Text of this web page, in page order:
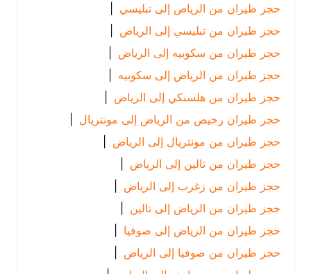
حجز طيران من الرياض إلى تبليسي |
حجز طيران من تبليسي إلى الرياض
|
حجز طيران من سكوبيه إلى الرياض
|
حجز طيران من الرياض إلى سكوبيه |
حجز طيران من هلسنكي إلى الرياض
|
حجز طيران رخيص من الرياض إلى مونتريال |
حجز طيران من مونتريال إلى الرياض
|
حجز طيران من تالين إلى الرياض
|
حجز طيران من زغرب إلى الرياض
|
حجز طيران من الرياض إلى تالين
|
حجز طيران من الرياض إلى صوفيا
|
حجز طيران من صوفيا إلى الرياض
|